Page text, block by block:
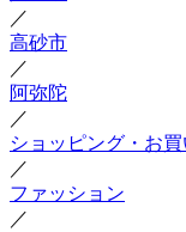
／
高砂市
／
阿弥陀
／
ショッピング・お買
／
ファッション
／